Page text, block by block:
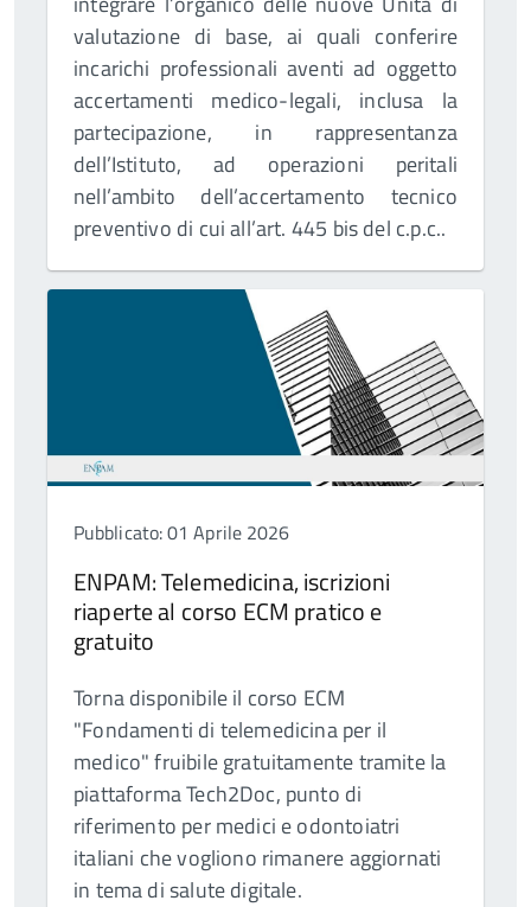
valutazione di base, ai quali conferire
incarichi professionali aventi ad oggetto
accertamenti medico-legali, inclusa la
partecipazione, in rappresentanza
dell’Istituto, ad operazioni peritali
nell’ambito dell’accertamento tecnico
preventivo di cui all’art. 445 bis del c.p.c..
Pubblicato: 01 Aprile 2026
ENPAM: Telemedicina, iscrizioni
riaperte al corso ECM pratico e
gratuito
Torna disponibile il corso ECM
"Fondamenti di telemedicina per il
medico" fruibile gratuitamente tramite la
piattaforma Tech2Doc, punto di
riferimento per medici e odontoiatri
italiani che vogliono rimanere aggiornati
in tema di salute digitale.